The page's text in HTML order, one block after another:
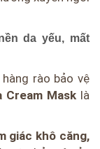
da yếu, mất
rào bảo vệ
Cream Mask là
giác khô căng,